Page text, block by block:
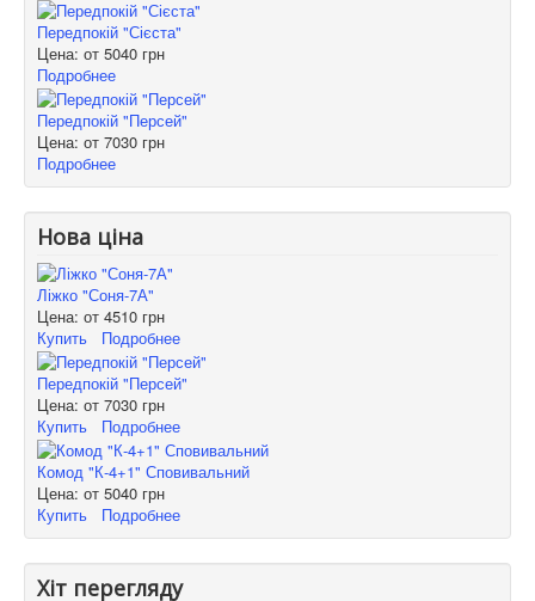
Передпокій "Сієста"
Цена: от 5040 грн
Подробнее
Передпокій "Персей"
Цена: от 7030 грн
Подробнее
Нова ціна
Ліжко "Соня-7А"
Цена: от 4510 грн
Купить
Подробнее
Передпокій "Персей"
Цена: от 7030 грн
Купить
Подробнее
Комод "К-4+1" Сповивальний
Цена: от 5040 грн
Купить
Подробнее
Хіт перегляду